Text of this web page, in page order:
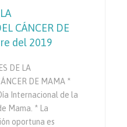
CÁNCER DE
del 2019
DE LA
DE MAMA *
Internacional de la
Mama. * La
oportuna es